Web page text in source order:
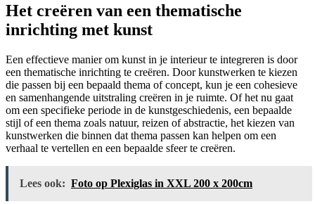
Het creëren van een thematische
inrichting met kunst
Een effectieve manier om kunst in je interieur te integreren is door
een thematische inrichting te creëren. Door kunstwerken te kiezen
die passen bij een bepaald thema of concept, kun je een cohesieve
en samenhangende uitstraling creëren in je ruimte. Of het nu gaat
om een specifieke periode in de kunstgeschiedenis, een bepaalde
stijl of een thema zoals natuur, reizen of abstractie, het kiezen van
kunstwerken die binnen dat thema passen kan helpen om een
verhaal te vertellen en een bepaalde sfeer te creëren.
Lees ook: Foto op Plexiglas in XXL 200 x 200cm